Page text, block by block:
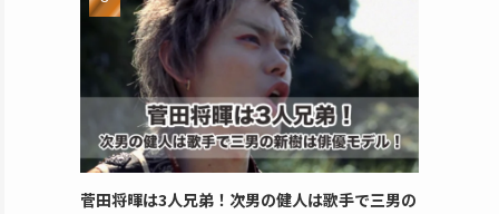
菅田将暉は3人兄弟！次男の健人は歌手で三男の